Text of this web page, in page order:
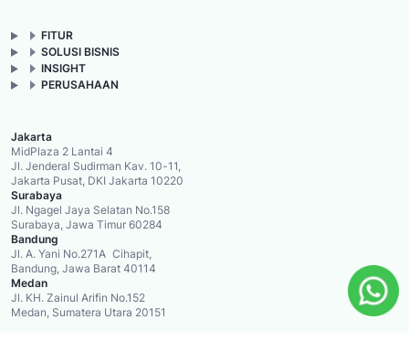
FITUR
SOLUSI BISNIS
INSIGHT
PERUSAHAAN
Jakarta
MidPlaza 2 Lantai 4
Jl. Jenderal Sudirman Kav. 10-11,
Jakarta Pusat, DKI Jakarta 10220
Surabaya
Jl. Ngagel Jaya Selatan No.158
Surabaya, Jawa Timur 60284
Bandung
Jl. A. Yani No.271A Cihapit,
Bandung, Jawa Barat 40114
Medan
Jl. KH. Zainul Arifin No.152
Medan, Sumatera Utara 20151